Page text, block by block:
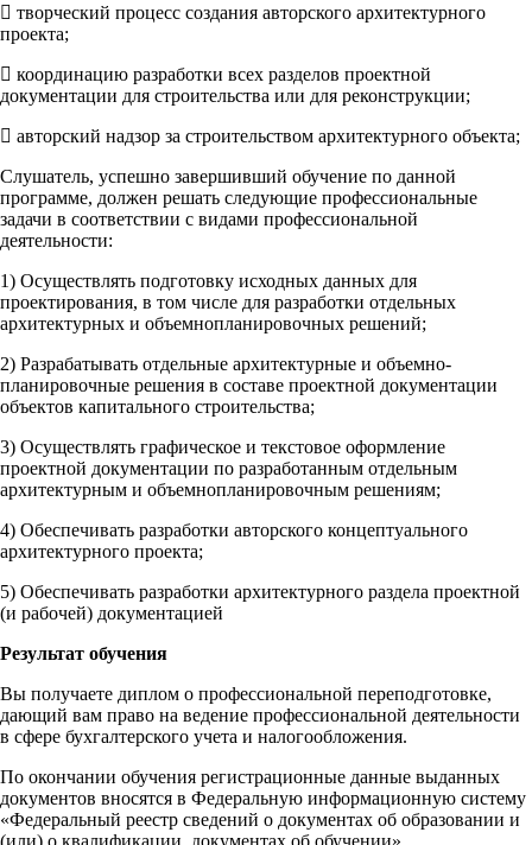
 творческий процесс создания авторского архитектурного
проекта;
 координацию разработки всех разделов проектной
документации для строительства или для реконструкции;
 авторский надзор за строительством архитектурного объекта;
Слушатель, успешно завершивший обучение по данной
программе, должен решать следующие профессиональные
задачи в соответствии с видами профессиональной
деятельности:
1) Осуществлять подготовку исходных данных для
проектирования, в том числе для разработки отдельных
архитектурных и объемнопланировочных решений;
2) Разрабатывать отдельные архитектурные и объемно-
планировочные решения в составе проектной документации
объектов капитального строительства;
3) Осуществлять графическое и текстовое оформление
проектной документации по разработанным отдельным
архитектурным и объемнопланировочным решениям;
4) Обеспечивать разработки авторского концептуального
архитектурного проекта;
5) Обеспечивать разработки архитектурного раздела проектной
(и рабочей) документацией
Результат обучения
Вы получаете диплом о профессиональной переподготовке,
дающий вам право на ведение профессиональной деятельности
в сфере бухгалтерского учета и налогообложения.
По окончании обучения регистрационные данные выданных
документов вносятся в Федеральную информационную систему
«Федеральный реестр сведений о документах об образовании и
(или) о квалификации, документах об обучении».